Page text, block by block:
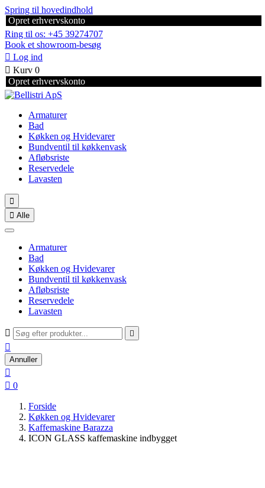
Spring til hovedindhold
Opret erhvervskonto
Ring til os: +45 39274707
Book et showroom-besøg
 Log ind
 Kurv 0
Opret erhvervskonto
Armaturer
Bad
Køkken og Hvidevarer
Bundventil til køkkenvask
Afløbsriste
Reservedele
Lavasten

 Alle
Armaturer
Bad
Køkken og Hvidevarer
Bundventil til køkkenvask
Afløbsriste
Reservedele
Lavasten
 

Annuller

 0
Forside
Køkken og Hvidevarer
Kaffemaskine Barazza
ICON GLASS kaffemaskine indbygget